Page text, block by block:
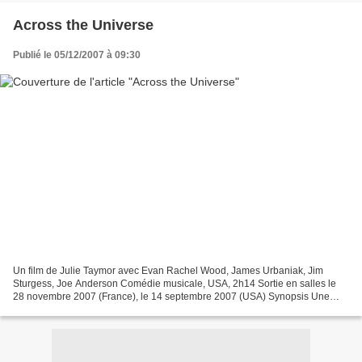
Across the Universe
Publié le 05/12/2007 à 09:30
Un film de Julie Taymor avec Evan Rachel Wood, James Urbaniak, Jim
Sturgess, Joe Anderson Comédie musicale, USA, 2h14 Sortie en salles le
28 novembre 2007 (France), le 14 septembre 2007 (USA) Synopsis Une